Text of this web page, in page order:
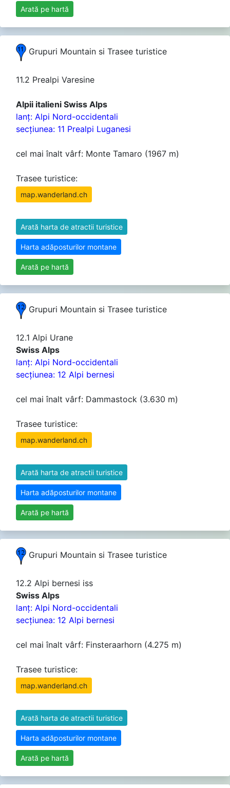
Arată pe hartă
Grupuri Mountain si Trasee turistice
11.2 Prealpi Varesine
Alpii italieni Swiss Alps
lanţ: Alpi Nord-occidentali
secţiunea: 11 Prealpi Luganesi
cel mai înalt vârf: Monte Tamaro (1967 m)
Trasee turistice:
map.wanderland.ch
Arată harta de atractii turistice
Harta adăposturilor montane
Arată pe hartă
Grupuri Mountain si Trasee turistice
12.1 Alpi Urane
Swiss Alps
lanţ: Alpi Nord-occidentali
secţiunea: 12 Alpi bernesi
cel mai înalt vârf: Dammastock (3.630 m)
Trasee turistice:
map.wanderland.ch
Arată harta de atractii turistice
Harta adăposturilor montane
Arată pe hartă
Grupuri Mountain si Trasee turistice
12.2 Alpi bernesi iss
Swiss Alps
lanţ: Alpi Nord-occidentali
secţiunea: 12 Alpi bernesi
cel mai înalt vârf: Finsteraarhorn (4.275 m)
Trasee turistice:
map.wanderland.ch
Arată harta de atractii turistice
Harta adăposturilor montane
Arată pe hartă